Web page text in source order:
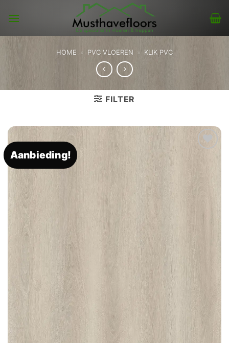
HOME » PVC VLOEREN » KLIK PVC
FILTER
Aanbieding!
Toevoegen
verlanglijst